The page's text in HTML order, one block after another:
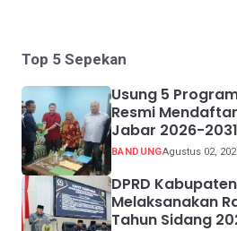
Top 5 Sepekan
Usung 5
Resmi
Jabar 2026-2031
BANDUNGAgustus 02,
DPRD
Melaksanakan
Tahun Sidang